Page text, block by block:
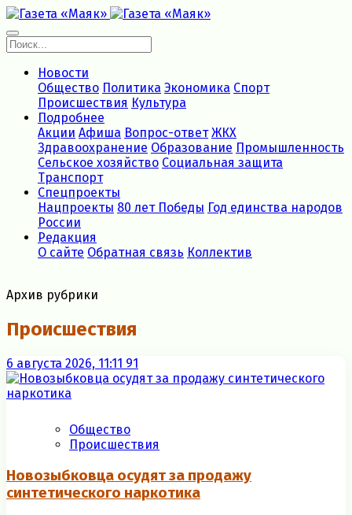
Новости
Общество Политика Экономика Спорт
Происшествия Культура
Подробнее
Акции Афиша Вопрос-ответ ЖКХ
Здравоохранение Образование Промышленность
Сельское хозяйство Социальная защита
Транспорт
Спецпроекты
Нацпроекты 80 лет Победы Год единства народов
России
Редакция
О сайте Обратная связь Коллектив
Архив рубрики
Происшествия
6 августа 2026, 11:11 91
Общество
Происшествия
Новозыбковца осудят за продажу
синтетического наркотика